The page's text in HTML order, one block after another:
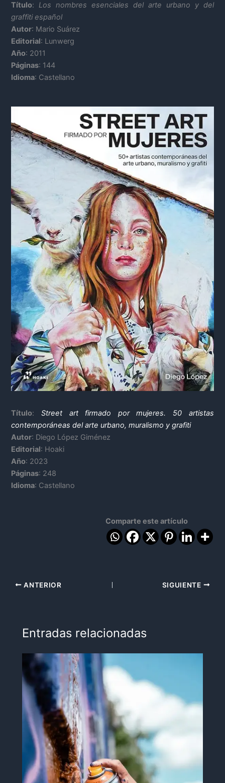
Título:Los nombres esenciales del arte urbano y del
graffiti español
Autor: Mario Suárez
Editorial: Lunwerg
Año: 2011
Páginas: 144
Idioma: Castellano
Título:Street art firmado por mujeres. 50 artistas
contemporáneas del arte urbano, muralismo y grafiti
Autor: Diego López Giménez
Editorial: Hoaki
Año: 2023
Páginas: 248
Idioma: Castellano
Comparte este artículo
ANTERIOR SIGUIENTE
Entradas relacionadas